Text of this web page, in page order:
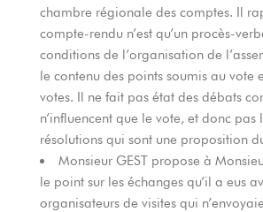
chambre régionale des comptes. Il
compte-rendu n’est qu’un procès-
conditions de l’organisation de
le contenu des points soumis au vote
votes. Il ne fait pas état des débats
n’influencent que le vote, et donc pas
résolutions qui sont une proposition
Monsieur GEST propose à
le point sur les échanges qu’il a eus
organisateurs de visites qui